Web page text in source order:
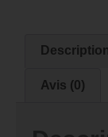
Avis (0)